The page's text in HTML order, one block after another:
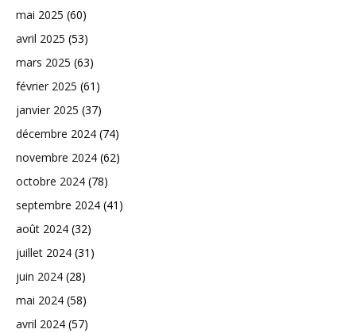
mai 2025 (60)
avril 2025 (53)
mars 2025 (63)
février 2025 (61)
janvier 2025 (37)
décembre 2024 (74)
novembre 2024 (62)
octobre 2024 (78)
septembre 2024 (41)
août 2024 (32)
juillet 2024 (31)
juin 2024 (28)
mai 2024 (58)
avril 2024 (57)